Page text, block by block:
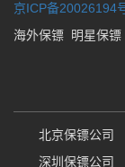
京ICP备20026194
海外保镖
明星保镖
北京保镖公司
深圳保镖公司